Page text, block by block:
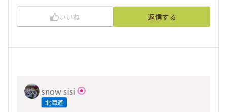
いいね 返信する
snow sisi
北海道